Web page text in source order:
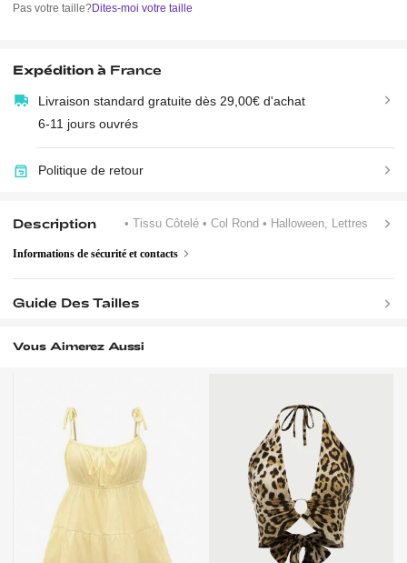
Pas votre taille?Dites-moi votre taille
Expédition à France
Livraison standard gratuite dès 29,00€ d'achat
6-11 jours ouvrés
Politique de retour
Description • Tissu Côtelé• Col Rond• Halloween, Lettres
Informations de sécurité et contacts
Guide Des Tailles
Vous Aimerez Aussi